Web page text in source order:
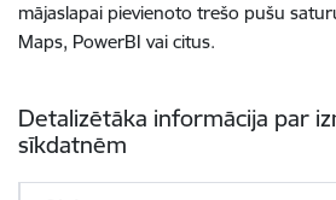
mājaslapai pievienoto trešo pušu
Maps, PowerBI vai citus.
Detalizētāka informācija par
sīkdatnēm